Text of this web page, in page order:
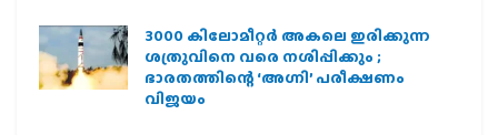
3000 കിലോമീറ്റർ അകലെ ഇരിക്കുന്ന
ശത്രുവിനെ വരെ നശിപ്പിക്കും ;
ഭാരതത്തിന്റെ ‘അഗ്നി’ പരീക്ഷണം
വിജയം